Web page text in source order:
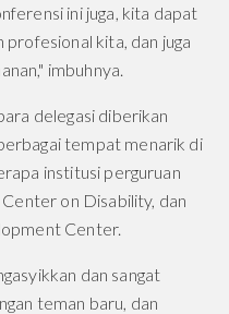
ini juga, kita dapat
kita, dan juga
imbuhnya.
delegasi diberikan
tempat menarik di
institusi perguruan
on Disability, dan
Center.
dan sangat
teman baru, dan